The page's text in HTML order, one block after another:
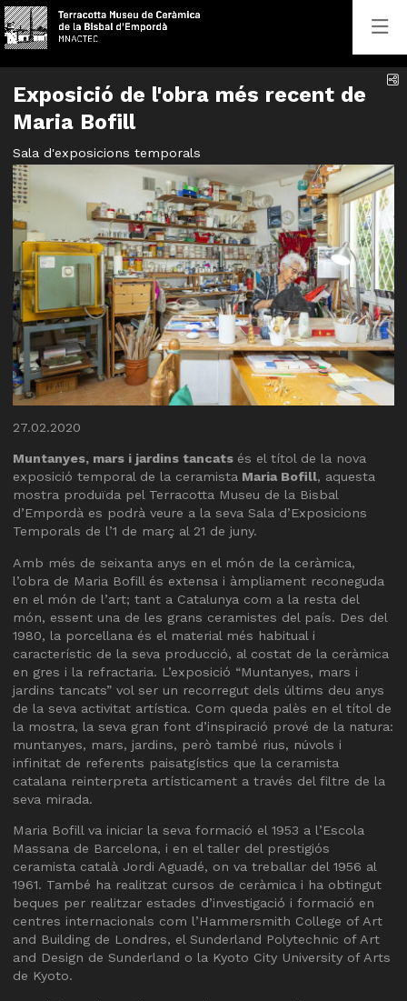
Exposició de l'obra més recent de
Maria Bofill
Sala d'exposicions temporals
27.02.2020
Muntanyes, mars i jardins tancats és el títol de la nova
exposició temporal de la ceramista Maria Bofill, aquesta
mostra produïda pel Terracotta Museu de la Bisbal
d’Empordà es podrà veure a la seva Sala d’Exposicions
Temporals de l’1 de març al 21 de juny.
Amb més de seixanta anys en el món de la ceràmica,
l’obra de Maria Bofill és extensa i àmpliament reconeguda
en el món de l’art; tant a Catalunya com a la resta del
món, essent una de les grans ceramistes del país. Des del
1980, la porcellana és el material més habitual i
característic de la seva producció, al costat de la ceràmica
en gres i la refractaria. L’exposició “Muntanyes, mars i
jardins tancats” vol ser un recorregut dels últims deu anys
de la seva activitat artística. Com queda palès en el títol de
la mostra, la seva gran font d’inspiració prové de la natura:
muntanyes, mars, jardins, però també rius, núvols i
infinitat de referents paisatgístics que la ceramista
catalana reinterpreta artísticament a través del filtre de la
seva mirada.
Maria Bofill va iniciar la seva formació el 1953 a l’Escola
Massana de Barcelona, i en el taller del prestigiós
ceramista català Jordi Aguadé, on va treballar del 1956 al
1961. També ha realitzat cursos de ceràmica i ha obtingut
beques per realitzar estades d’investigació i formació en
centres internacionals com l’Hammersmith College of Art
and Building de Londres, el Sunderland Polytechnic of Art
and Design de Sunderland o la Kyoto City University of Arts
de Kyoto.